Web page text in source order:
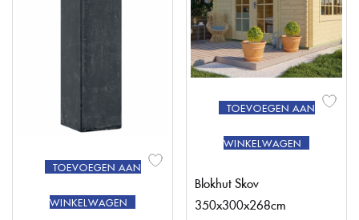
TOEVOEGEN AAN
WINKELWAGEN
TOEVOEGEN AAN
WINKELWAGEN
Blokhut Skov
350x300x268cm